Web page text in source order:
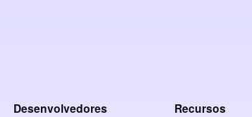
Desenvolvedores Recursos